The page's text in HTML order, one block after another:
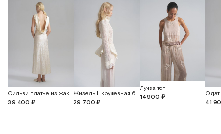
Сильви платье из жаккардового шелка с открытой спиной
39 400 ₽
Жизель II кружевная блуза-жакет с объемной вышивкой
29 700 ₽
Луиза топ
14 900 ₽
41